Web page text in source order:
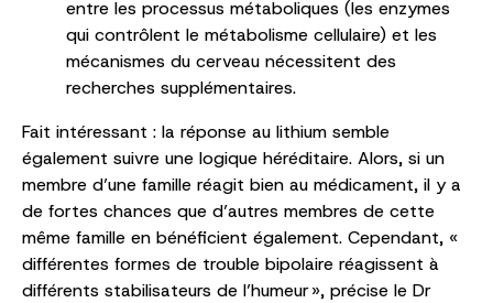
entre les processus métaboliques (les enzymes
qui contrôlent le métabolisme cellulaire) et les
mécanismes du cerveau nécessitent des
recherches supplémentaires.
Fait intéressant : la réponse au lithium semble
également suivre une logique héréditaire. Alors, si un
membre d’une famille réagit bien au médicament, il y a
de fortes chances que d’autres membres de cette
même famille en bénéficient également. Cependant, «
différentes formes de trouble bipolaire réagissent à
différents stabilisateurs de l’humeur », précise le Dr